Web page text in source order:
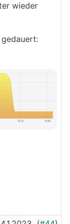
wieder